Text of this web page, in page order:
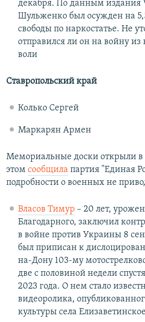
декабря. По данным издания
Шульженко был осужден на
свободы по наркостатье. Не
отправился ли он на войну из
воли
Ставропольский край
Колько Сергей
Маркарян Армен
Мемориальные доски открыли в
этом сообщила партия "Единая
подробности о военных не
Власов Тимур – 20 лет,
Благодарного, заключил
в войне против Украины 8
был приписан к
на-Дону 103-му
две с половиной недели
2023 года. О нем стало
видеоролика,
культуры села Елизаветинское